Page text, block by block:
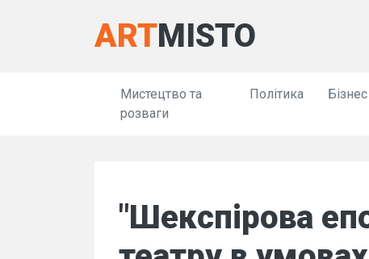
ARTMISTO
Мистецтво та
розваги
Політика Бізнес
"Шекспірова